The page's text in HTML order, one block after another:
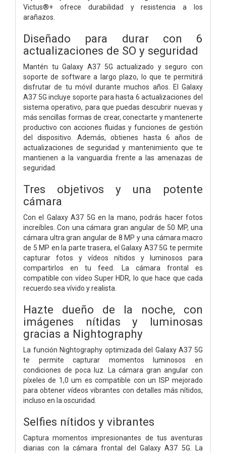
Victus®+ ofrece durabilidad y resistencia a los
arañazos.
Diseñado para durar con 6
actualizaciones de SO y seguridad
Mantén tu Galaxy A37 5G actualizado y seguro con
soporte de software a largo plazo, lo que te permitirá
disfrutar de tu móvil durante muchos años. El Galaxy
A37 5G incluye soporte para hasta 6 actualizaciones del
sistema operativo, para que puedas descubrir nuevas y
más sencillas formas de crear, conectarte y mantenerte
productivo con acciones fluidas y funciones de gestión
del dispositivo. Además, obtienes hasta 6 años de
actualizaciones de seguridad y mantenimiento que te
mantienen a la vanguardia frente a las amenazas de
seguridad.
Tres objetivos y una potente
cámara
Con el Galaxy A37 5G en la mano, podrás hacer fotos
increíbles. Con una cámara gran angular de 50 MP, una
cámara ultra gran angular de 8 MP y una cámara macro
de 5 MP en la parte trasera, el Galaxy A37 5G te permite
capturar fotos y vídeos nítidos y luminosos para
compartirlos en tu feed. La cámara frontal es
compatible con vídeo Super HDR, lo que hace que cada
recuerdo sea vívido y realista.
Hazte dueño de la noche, con
imágenes nítidas y luminosas
gracias a Nightography
La función Nightography optimizada del Galaxy A37 5G
te permite capturar momentos luminosos en
condiciones de poca luz. La cámara gran angular con
píxeles de 1,0 um es compatible con un ISP mejorado
para obtener vídeos vibrantes con detalles más nítidos,
incluso en la oscuridad.
Selfies nítidos y vibrantes
Captura momentos impresionantes de tus aventuras
diarias con la cámara frontal del Galaxy A37 5G. La